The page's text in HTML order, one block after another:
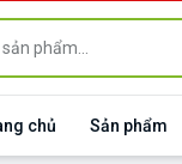
chủ Sản phẩm